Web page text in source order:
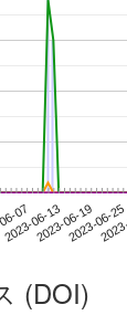
07
2023-06-132023-06-192023-06-25
(DOI)